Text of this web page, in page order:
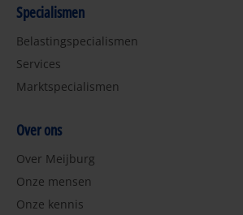
Specialismen
Belastingspecialismen
Services
Marktspecialismen
Over ons
Over Meijburg
Onze mensen
Onze kennis